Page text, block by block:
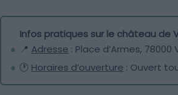
Infos pratiques sur le château de
📍 Adresse : Place d’Armes,
🕐 Horaires d’ouverture : Ouvert